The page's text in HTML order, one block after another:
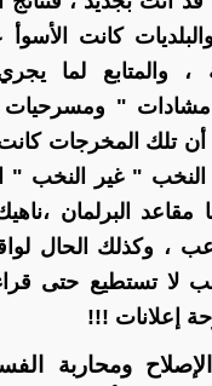
والبلديات كانت
، والمتابع لما
"
أن تلك المخرجات
النخب " غير النخب "
مقاعد البرلمان
، وكذلك الحال
لا تستطيع حتى
إعلانات !!!
ومحاربة